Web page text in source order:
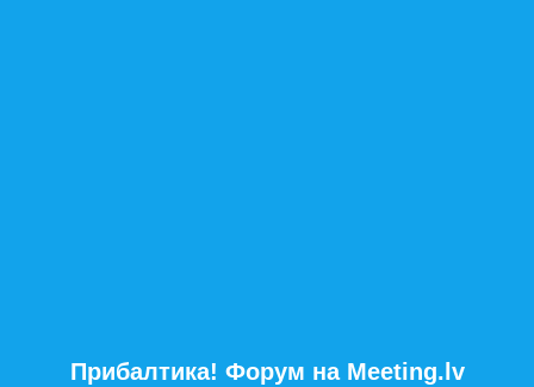
Прибалтика! Форум на Meeting.lv